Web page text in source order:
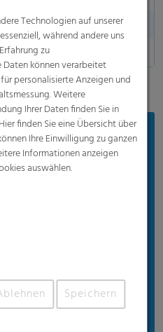
Randbereich
Technologien auf unserer
während andere uns
zu
Daten können verarbeitet
personalisierte Anzeigen und
Weitere
Ihrer Daten finden Sie in
finden Sie eine Übersicht über
Ihre Einwilligung zu ganzen
Informationen anzeigen
auswählen.
Speichern